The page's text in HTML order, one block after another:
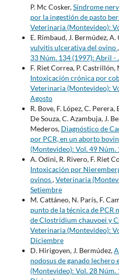
P. Mc Cosker,Síndrome
por la ingestión de pasto
Veterinaria (Montevideo):
E. Rimbaud, J. Bermúdez, A.
vulvitis ulcerativa del ovino,
33 Núm. 134 (1997): Abril -
F. Riet Correa, P.
Intoxicación crónica por
Veterinaria (Montevideo):
Agosto
R. Bove, F. López, C.
De Souza, C. Azambuja, J.
Mederos, Diagnóstico de
por PCR, en un aborto
(Montevideo): Vol. 49
A. Odini, R. Rivero, F. Riet
Intoxicación por
ovinos,Veterinaria
Setiembre
M. Cattáneo, N. París, F.
punto de la técnica de
de Clostridium chauvoei y
Veterinaria (Montevideo):
Diciembre
D. Hirigoyen, J. Bermúdez,
nodosus de ganado lechero
(Montevideo): Vol. 28